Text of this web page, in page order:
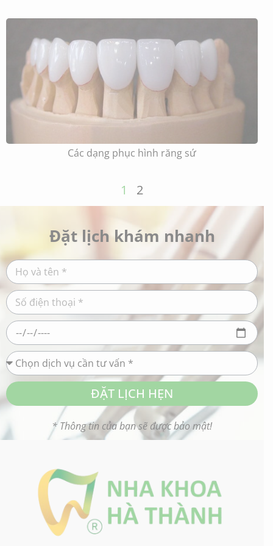
Các dạng phục hình răng sứ
1 2
Đặt lịch khám nhanh
ĐẶT LỊCH HẸN
* Thông tin của bạn sẽ được bảo mật!